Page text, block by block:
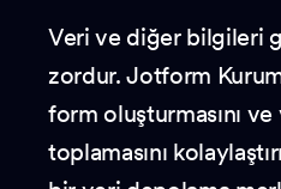
Veri ve diğer bilgileri
zordur. Jotform
form oluşturmasını
toplamasını